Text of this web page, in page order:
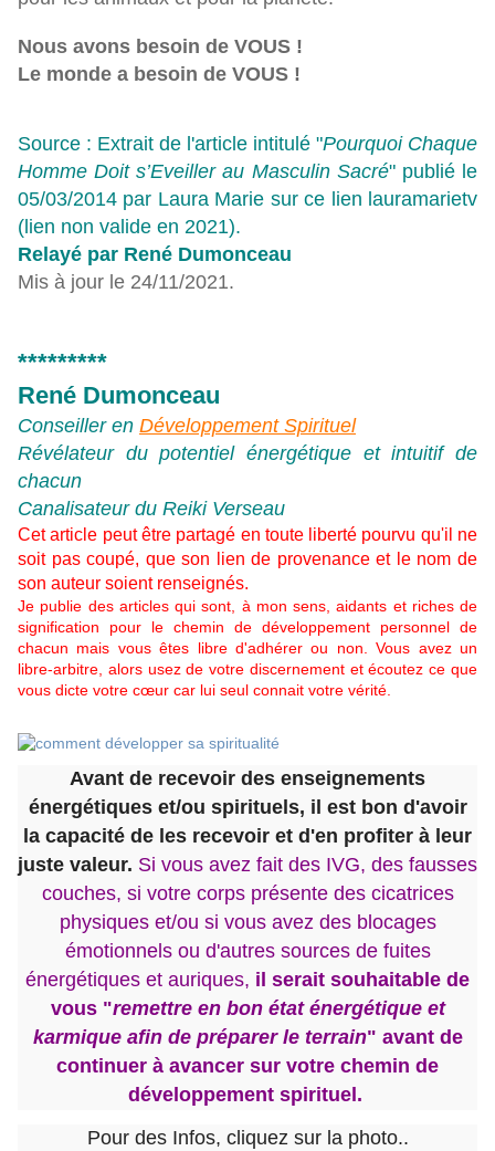
Nous avons besoin de VOUS !
Le monde a besoin de VOUS !
Source : Extrait de l'article intitulé "Pourquoi Chaque
Homme Doit s’Eveiller au Masculin Sacré" publié le
05/03/2014 par Laura Marie sur ce lien lauramarietv
(lien non valide en 2021).
Relayé par René Dumonceau
Mis à jour le 24/11/2021.
*********
René Dumonceau
Conseiller en Développement Spirituel
Révélateur du potentiel énergétique et intuitif de
chacun
Canalisateur du Reiki Verseau
Cet article peut être partagé en toute liberté pourvu qu'il ne
soit pas coupé, que son lien de provenance et le nom de
son auteur soient renseignés.
Je publie des articles qui sont, à mon sens, aidants et riches de
signification pour le chemin de développement personnel de
chacun mais vous êtes libre d'adhérer ou non. Vous avez un
libre-arbitre, alors usez de votre discernement et écoutez ce que
vous dicte votre cœur car lui seul connait votre vérité.
Avant de recevoir des enseignements
énergétiques et/ou spirituels, il est bon d'avoir
la capacité de les recevoir et d'en profiter à leur
juste valeur. Si vous avez fait des IVG, des fausses
couches, si votre corps présente des cicatrices
physiques et/ou si vous avez des blocages
émotionnels ou d'autres sources de fuites
énergétiques et auriques, il serait souhaitable de
vous "remettre en bon état énergétique et
karmique afin de préparer le terrain" avant de
continuer à avancer sur votre chemin de
développement spirituel.
Pour des Infos, cliquez sur la photo..